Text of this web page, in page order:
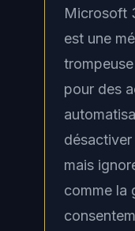
Microsoft
est une
pour des
mais
comme la